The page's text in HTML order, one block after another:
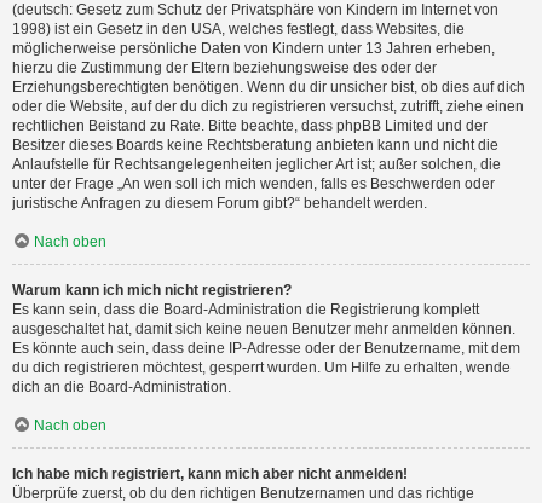
(deutsch: Gesetz zum Schutz der Privatsphäre von Kindern im Internet von
1998) ist ein Gesetz in den USA, welches festlegt, dass Websites, die
möglicherweise persönliche Daten von Kindern unter 13 Jahren erheben,
hierzu die Zustimmung der Eltern beziehungsweise des oder der
Erziehungsberechtigten benötigen. Wenn du dir unsicher bist, ob dies auf dich
oder die Website, auf der du dich zu registrieren versuchst, zutrifft, ziehe einen
rechtlichen Beistand zu Rate. Bitte beachte, dass phpBB Limited und der
Besitzer dieses Boards keine Rechtsberatung anbieten kann und nicht die
Anlaufstelle für Rechtsangelegenheiten jeglicher Art ist; außer solchen, die
unter der Frage „An wen soll ich mich wenden, falls es Beschwerden oder
juristische Anfragen zu diesem Forum gibt?“ behandelt werden.
Nach oben
Warum kann ich mich nicht registrieren?
Es kann sein, dass die Board-Administration die Registrierung komplett
ausgeschaltet hat, damit sich keine neuen Benutzer mehr anmelden können.
Es könnte auch sein, dass deine IP-Adresse oder der Benutzername, mit dem
du dich registrieren möchtest, gesperrt wurden. Um Hilfe zu erhalten, wende
dich an die Board-Administration.
Nach oben
Ich habe mich registriert, kann mich aber nicht anmelden!
Überprüfe zuerst, ob du den richtigen Benutzernamen und das richtige